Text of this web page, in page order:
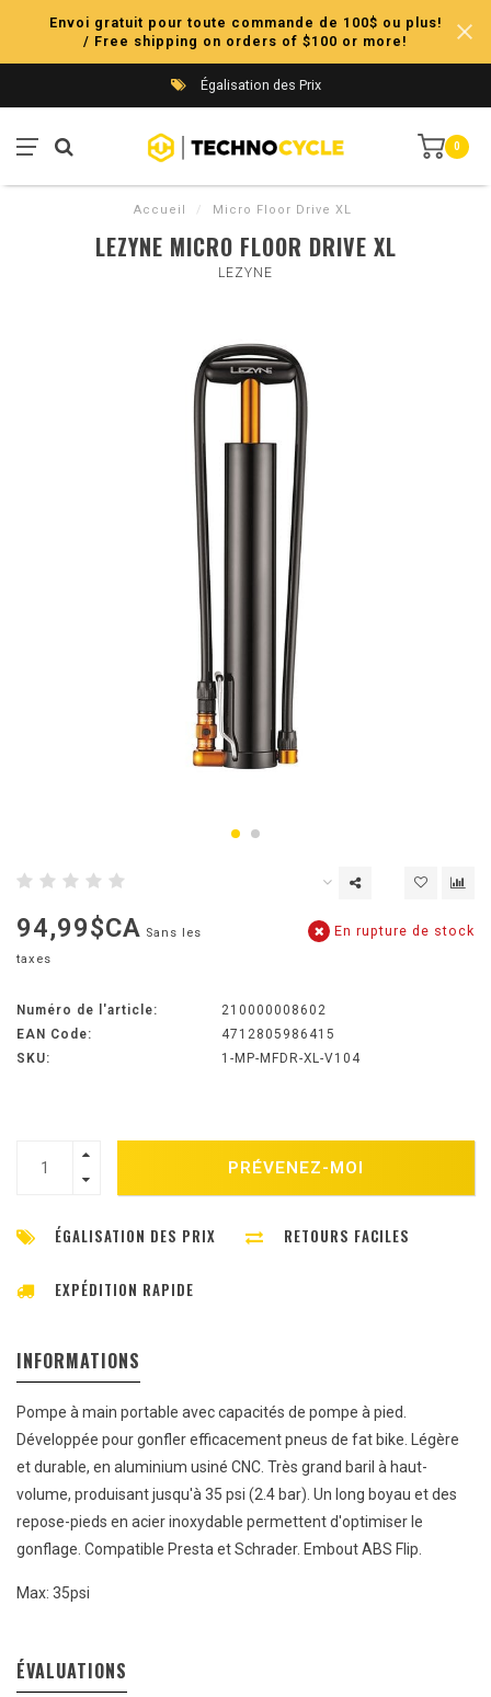
Envoi gratuit pour toute commande de 100$ ou plus!
/ Free shipping on orders of $100 or more!
Égalisation des Prix
0
Accueil / Micro Floor Drive XL
LEZYNE MICRO FLOOR DRIVE XL
LEZYNE
94,99$CA Sans les
taxes
En rupture de stock
Numéro de l'article:
210000008602
EAN Code:
4712805986415
SKU:
1-MP-MFDR-XL-V104
PRÉVENEZ-MOI
ÉGALISATION DES PRIX RETOURS FACILES
EXPÉDITION RAPIDE
INFORMATIONS
Pompe à main portable avec capacités de pompe à pied.
Développée pour gonfler efficacement pneus de fat bike. Légère
et durable, en aluminium usiné CNC. Très grand baril à haut-
volume, produisant jusqu'à 35 psi (2.4 bar). Un long boyau et des
repose-pieds en acier inoxydable permettent d'optimiser le
gonflage. Compatible Presta et Schrader. Embout ABS Flip.
Max: 35psi
ÉVALUATIONS